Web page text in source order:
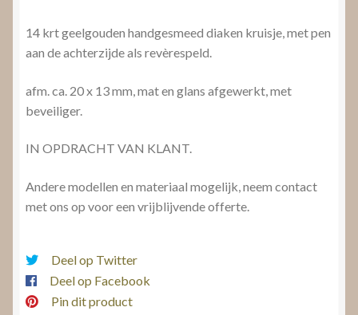
14 krt geelgouden handgesmeed diaken kruisje, met pen
aan de achterzijde als revèrespeld.
afm. ca. 20 x 13 mm, mat en glans afgewerkt, met
beveiliger.
IN OPDRACHT VAN KLANT.
Andere modellen en materiaal mogelijk, neem contact
met ons op voor een vrijblijvende offerte.
Deel op Twitter
Deel op Facebook
Pin dit product